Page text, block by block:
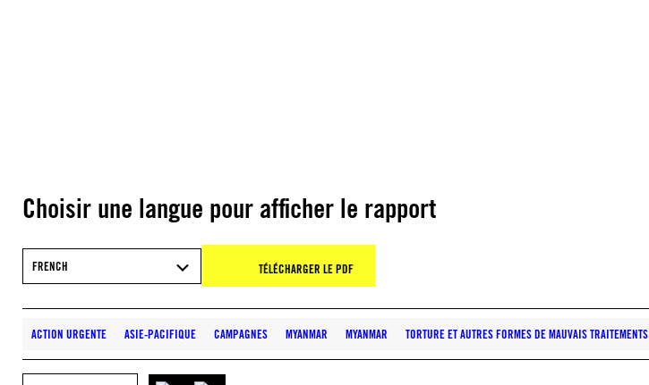
Choisir une langue pour afficher le rapport
FRENCH TÉLÉCHARGER LE PDF
ACTION URGENTE ASIE-PACIFIQUE CAMPAGNES MYANMAR MYANMAR TORTURE ET AUTRES FORMES DE MAUVAIS TRAITEMENTS